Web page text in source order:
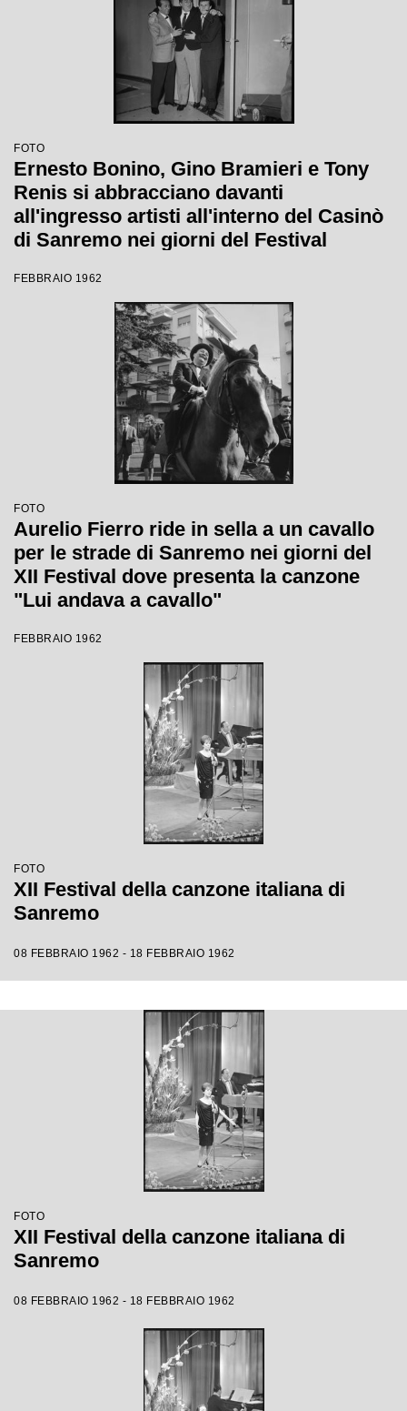
FOTO
Ernesto Bonino, Gino Bramieri e Tony
Renis si abbracciano davanti
all'ingresso artisti all'interno del Casinò
di Sanremo nei giorni del Festival
FEBBRAIO 1962
FOTO
Aurelio Fierro ride in sella a un cavallo
per le strade di Sanremo nei giorni del
XII Festival dove presenta la canzone
"Lui andava a cavallo"
FEBBRAIO 1962
FOTO
XII Festival della canzone italiana di
Sanremo
08 FEBBRAIO 1962 - 18 FEBBRAIO 1962
FOTO
XII Festival della canzone italiana di
Sanremo
08 FEBBRAIO 1962 - 18 FEBBRAIO 1962